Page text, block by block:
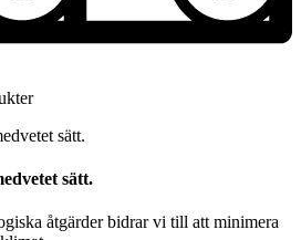
sätt.
åtgärder bidrar vi till att minimera